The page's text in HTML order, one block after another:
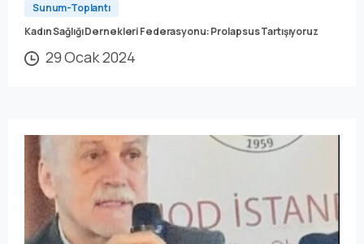
Sunum-Toplantı
Kadın Sağlığı Dernekleri Federasyonu: Prolapsus Tartışıyoruz
29 Ocak 2024